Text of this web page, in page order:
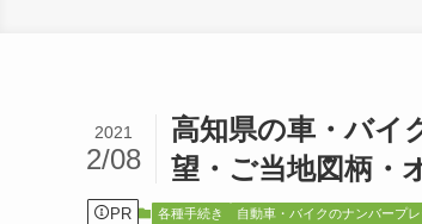
高知県の車・バイ
望・ご当地図柄・
2021
2/08
PR 各種手続き 自動車・バイクのナンバープ